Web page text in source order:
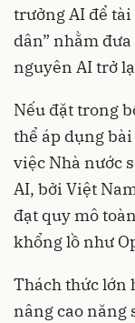
trưởng AI để
dân” nhằm
nguyên AI trở
Nếu đặt trong
thể áp dụng
việc Nhà nước
AI, bởi Việt
đạt quy mô
khổng lồ như
Thách thức lớn
nâng cao năng